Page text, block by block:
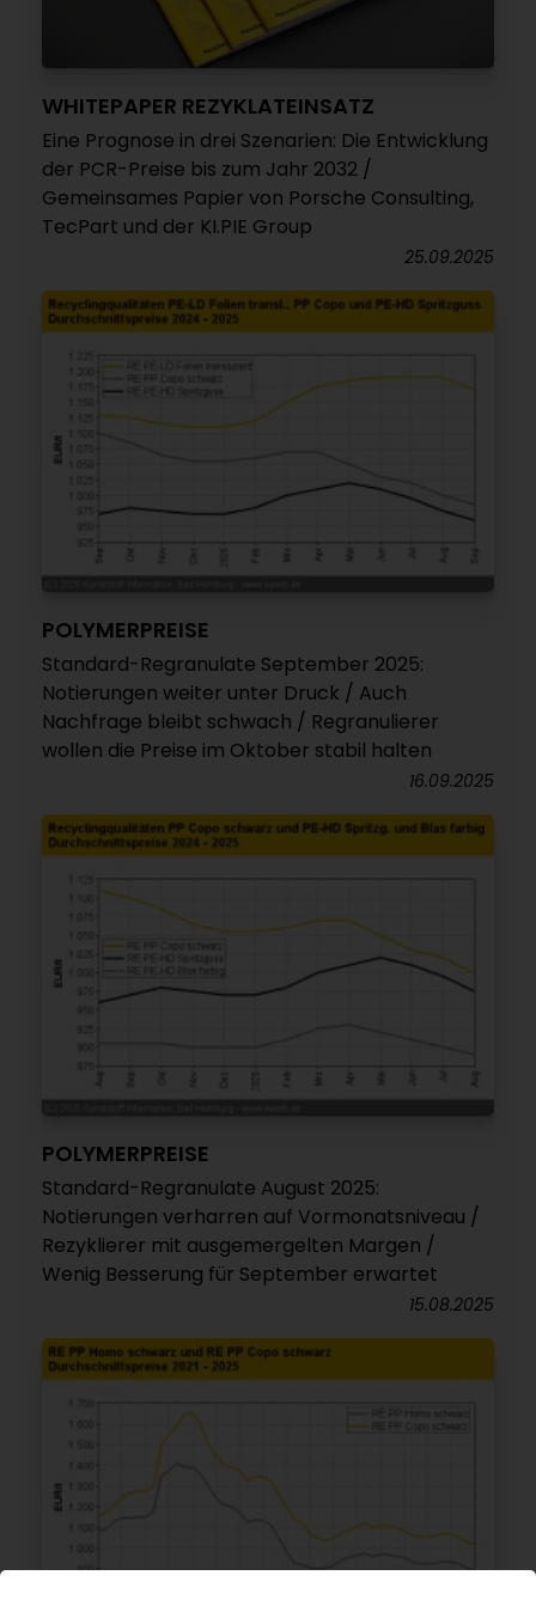
WHITEPAPER REZYKLATEINSATZ
Eine Prognose in drei Szenarien: Die Entwicklung
der PCR-Preise bis zum Jahr 2032 /
Gemeinsames Papier von Porsche Consulting,
TecPart und der KI.PIE Group
25.09.2025
POLYMERPREISE
Standard-Regranulate September 2025:
Notierungen weiter unter Druck / Auch
Nachfrage bleibt schwach / Regranulierer
wollen die Preise im Oktober stabil halten
16.09.2025
POLYMERPREISE
Standard-Regranulate August 2025:
Notierungen verharren auf Vormonatsniveau /
Rezyklierer mit ausgemergelten Margen /
Wenig Besserung für September erwartet
15.08.2025